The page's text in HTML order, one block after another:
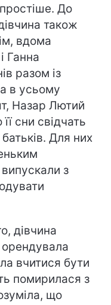
До
також
вдома
Ганна
разом із
в усьому
Назар Лютий
сни свідчать
Для них
з
дівчина
вчитися бути
помирилася з
що